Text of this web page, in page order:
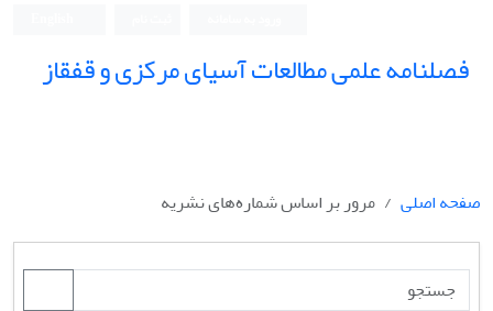
فصلنامه علمی مطالعات آسیای مرکزی و قفقاز
صفحه اصلی مرور بر اساس شماره‌های نشریه